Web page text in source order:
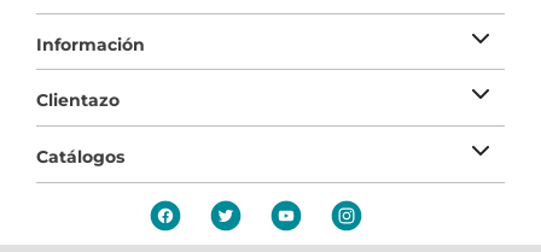
Información
Clientazo
Catálogos